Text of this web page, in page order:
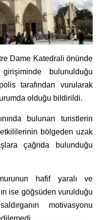
Dame Katedrali önünde
bulunulduğu
tarafından vurularak
olduğu bildirildi.
bulunan turistlerin
bölgeden uzak
çağrıda bulunduğu
hafif yaralı ve
ise göğsüden vurulduğu
motivasyonu